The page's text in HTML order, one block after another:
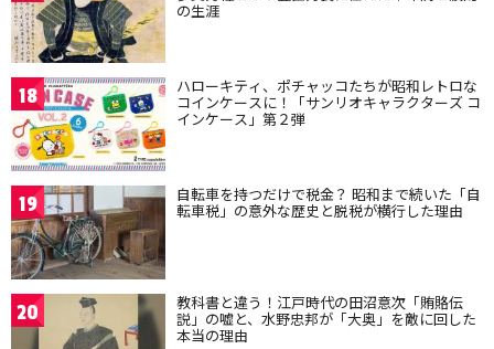
の生涯
18 ハローキティ、ポチャッコたちが昭和レトロな
コインケースに！「サンリオキャラクターズ コ
インケース」第２弾
19 自転車を持つだけで税金？ 昭和まで続いた「自
転車税」の意外な歴史と脱税が横行した理由
20 教科書と違う！江戸時代の田沼意次「賄賂伝
説」の嘘と、水野忠邦が「大奥」を敵に回した
本当の理由